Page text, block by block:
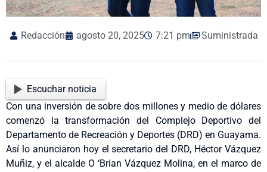
Redacción agosto 20, 2025 7:21 pm Suministrada
Escuchar noticia
Con una inversión de sobre dos millones y medio de dólares
comenzó la transformación del Complejo Deportivo del
Departamento de Recreación y Deportes (DRD) en Guayama.
Así lo anunciaron hoy el secretario del DRD, Héctor Vázquez
Muñiz, y el alcalde O ‘Brian Vázquez Molina, en el marco de